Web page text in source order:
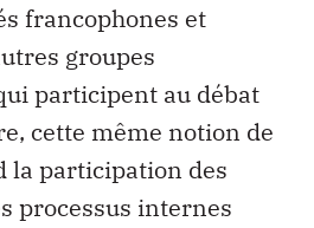
francophones et
groupes
participent au débat
cette même notion de
la participation des
processus internes